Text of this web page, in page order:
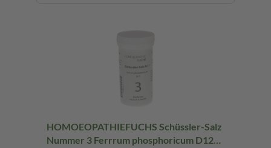
HOMOEOPATHIEFUCHS Schüssler-Salz
Nummer 3 Ferrrum phosphoricum D12